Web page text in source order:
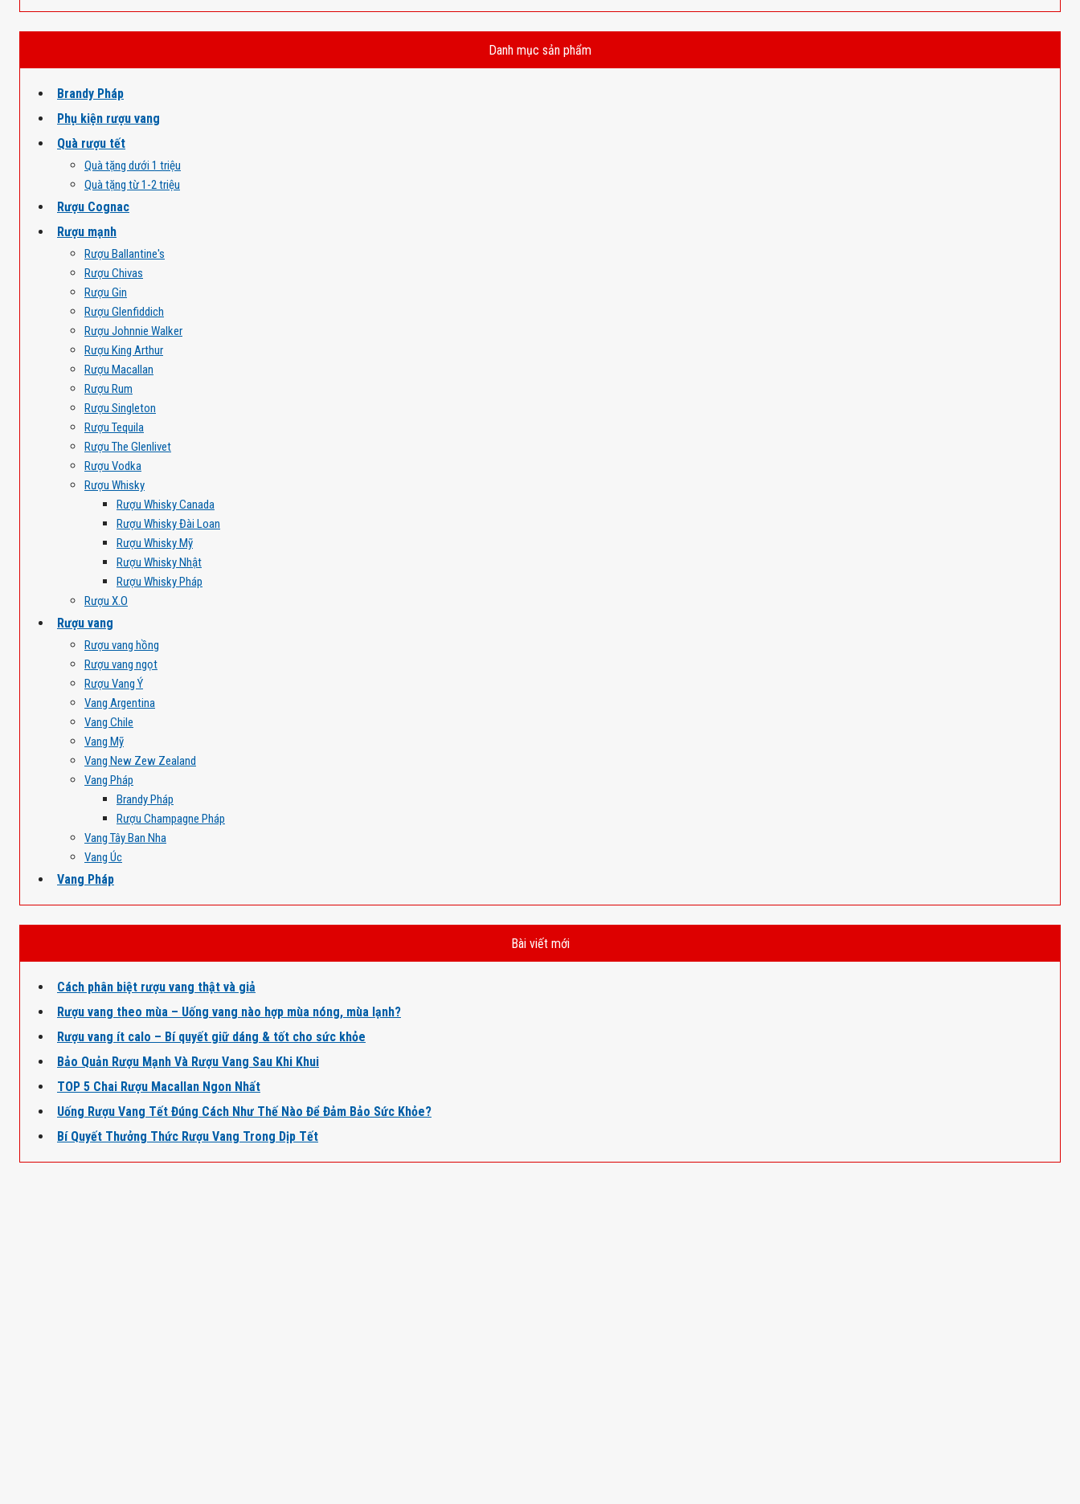
Danh mục sản phẩm
Brandy Pháp
Phụ kiện rượu vang
Quà rượu tết
Quà tặng dưới 1 triệu
Quà tặng từ 1-2 triệu
Rượu Cognac
Rượu mạnh
Rượu Ballantine's
Rượu Chivas
Rượu Gin
Rượu Glenfiddich
Rượu Johnnie Walker
Rượu King Arthur
Rượu Macallan
Rượu Rum
Rượu Singleton
Rượu Tequila
Rượu The Glenlivet
Rượu Vodka
Rượu Whisky
Rượu Whisky Canada
Rượu Whisky Đài Loan
Rượu Whisky Mỹ
Rượu Whisky Nhật
Rượu Whisky Pháp
Rượu X.O
Rượu vang
Rượu vang hồng
Rượu vang ngọt
Rượu Vang Ý
Vang Argentina
Vang Chile
Vang Mỹ
Vang New Zew Zealand
Vang Pháp
Brandy Pháp
Rượu Champagne Pháp
Vang Tây Ban Nha
Vang Úc
Vang Pháp
Bài viết mới
Cách phân biệt rượu vang thật và giả
Rượu vang theo mùa – Uống vang nào hợp mùa nóng, mùa lạnh?
Rượu vang ít calo – Bí quyết giữ dáng & tốt cho sức khỏe
Bảo Quản Rượu Mạnh Và Rượu Vang Sau Khi Khui
TOP 5 Chai Rượu Macallan Ngon Nhất
Uống Rượu Vang Tết Đúng Cách Như Thế Nào Để Đảm Bảo Sức Khỏe?
Bí Quyết Thưởng Thức Rượu Vang Trong Dịp Tết